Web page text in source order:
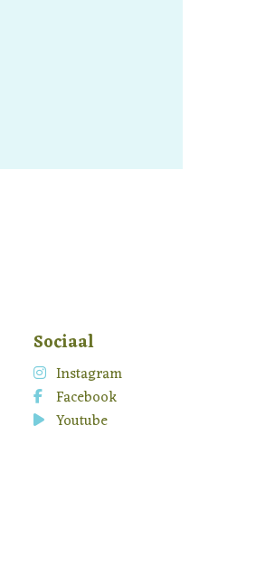
Sociaal
Instagram
Facebook
Youtube